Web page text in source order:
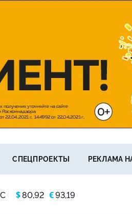
$80,92 €93,19
СПЕЦПРОЕКТЫ РЕКЛАМА